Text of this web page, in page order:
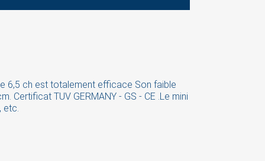
6,5 ch est totalement efficace Son faible
Certificat TUV GERMANY - GS - CE .Le mini
etc.